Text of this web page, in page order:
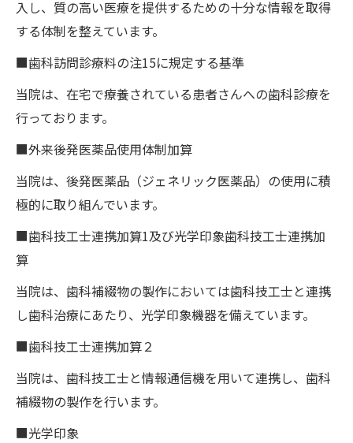
入し、質の高い医療を提供するための十分な情報を取得
する体制を整えています。
■歯科訪問診療料の注15に規定する基準
当院は、在宅で療養されている患者さんへの歯科診療を
行っております。
■外来後発医薬品使用体制加算
当院は、後発医薬品（ジェネリック医薬品）の使用に積
極的に取り組んでいます。
■歯科技工士連携加算1及び光学印象歯科技工士連携加
算
当院は、歯科補綴物の製作においては歯科技工士と連携
し歯科治療にあたり、光学印象機器を備えています。
■歯科技工士連携加算２
当院は、歯科技工士と情報通信機を用いて連携し、歯科
補綴物の製作を行います。
■光学印象